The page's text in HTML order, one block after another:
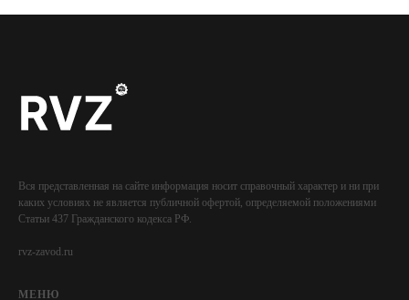
Вся представленная на сайте информация носит справочный характер и ни при
каких условиях не является публичной офертой, определяемой положениями
Статьи 437 Гражданского кодекса РФ.
rvz-zavod.ru
МЕНЮ